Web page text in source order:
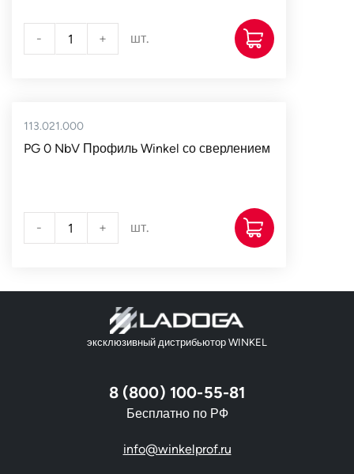
- + шт.
113.021.000
PG 0 NbV Профиль Winkel со сверлением
- + шт.
эксклюзивный дистрибьютор WINKEL
8 (800) 100-55-81
Бесплатно по РФ
info@winkelprof.ru